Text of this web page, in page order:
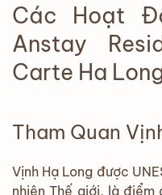
Các Hoạt
Anstay
Carte Ha
Tham Quan
Vịnh Hạ Long được
nhiên Thế giới, là